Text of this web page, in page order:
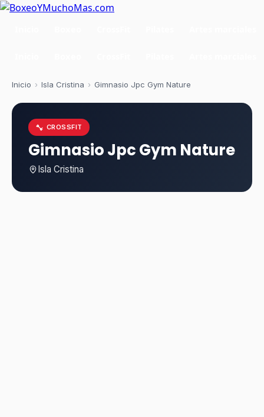
Inicio › Isla Cristina › Gimnasio Jpc Gym Nature
CROSSFIT
Gimnasio Jpc Gym Nature
Isla Cristina